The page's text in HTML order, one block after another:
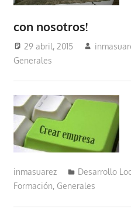
con nosotros!
29 abril, 2015
Generales
inmasuarez
Desarrollo
Formación, Generales